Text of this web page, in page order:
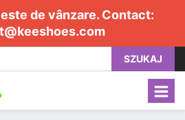
de vânzare. Contact:
SZUKAJ